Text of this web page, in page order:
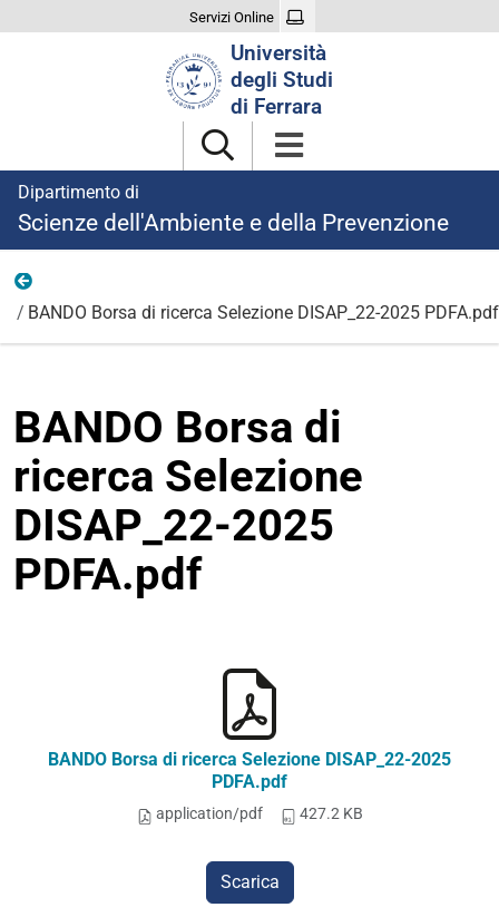
Servizi Online
Università
degli Studi
di Ferrara
Dipartimento di
Scienze dell'Ambiente e della Prevenzione
BANDO Borsa di ricerca Selezione DISAP_22-2025 PDFA.pdf
BANDO Borsa di
ricerca Selezione
DISAP_22-2025
PDFA.pdf
BANDO Borsa di ricerca Selezione DISAP_22-2025
PDFA.pdf
application/pdf 427.2 KB
Scarica